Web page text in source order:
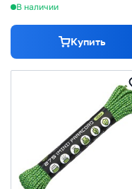
В наличии
Купить